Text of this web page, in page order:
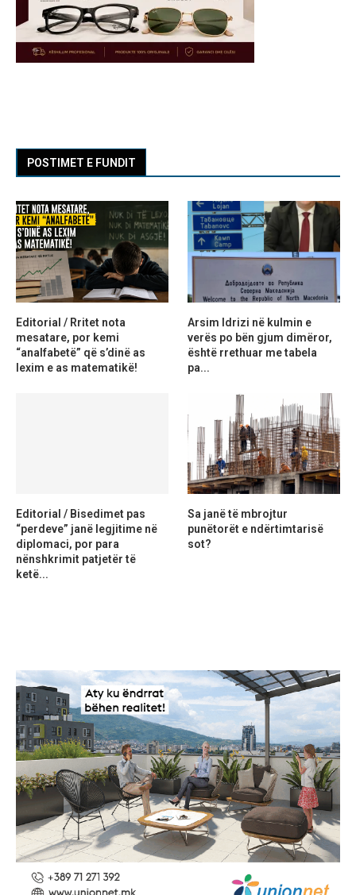
POSTIMET E FUNDIT
Editorial / Rritet nota
mesatare, por kemi
“analfabetë” që s’dinë as
lexim e as matematikë!
Arsim Idrizi në kulmin e
verës po bën gjum dimëror,
është rrethuar me tabela
pa...
Editorial / Bisedimet pas
“perdeve” janë legjitime në
diplomaci, por para
nënshkrimit patjetër të
ketë...
Sa janë të mbrojtur
punëtorët e ndërtimtarisë
sot?